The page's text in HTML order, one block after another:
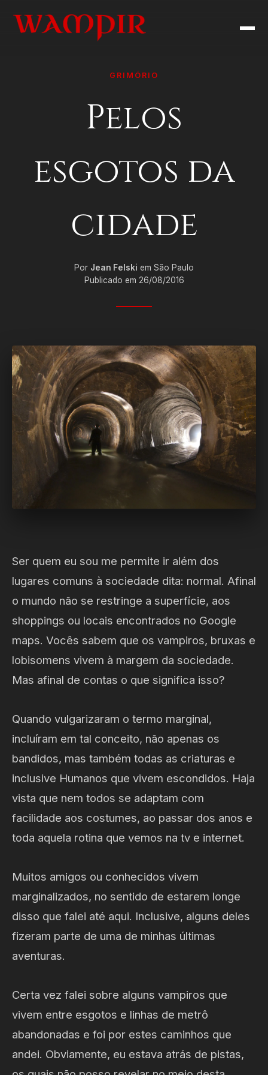
GRIMÓRIO
Pelos
esgotos da
cidade
Por Jean Felski em São Paulo
Publicado em 26/08/2016
Ser quem eu sou me permite ir além dos
lugares comuns à sociedade dita: normal. Afinal
o mundo não se restringe a superfície, aos
shoppings ou locais encontrados no Google
maps. Vocês sabem que os vampiros, bruxas e
lobisomens vivem à margem da sociedade.
Mas afinal de contas o que significa isso?
Quando vulgarizaram o termo marginal,
incluíram em tal conceito, não apenas os
bandidos, mas também todas as criaturas e
inclusive Humanos que vivem escondidos. Haja
vista que nem todos se adaptam com
facilidade aos costumes, ao passar dos anos e
toda aquela rotina que vemos na tv e internet.
Muitos amigos ou conhecidos vivem
marginalizados, no sentido de estarem longe
disso que falei até aqui. Inclusive, alguns deles
fizeram parte de uma de minhas últimas
aventuras.
Certa vez falei sobre alguns vampiros que
vivem entre esgotos e linhas de metrô
abandonadas e foi por estes caminhos que
andei. Obviamente, eu estava atrás de pistas,